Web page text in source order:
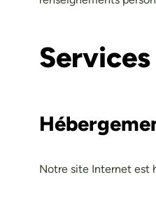
Notre site Internet est